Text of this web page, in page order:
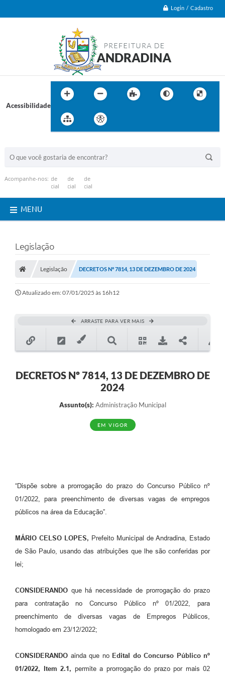
Login / Cadastro
Acessibilidade
Acompanhe-nos:
MENU
Legislação
Legislação DECRETOS Nº 7814, 13 DE DEZEMBRO DE 2024
Atualizado em: 07/01/2025 às 16h12
ARRASTE PARA VER MAIS
DECRETOS Nº 7814, 13 DE DEZEMBRO DE
2024
Assunto(s): Administração Municipal
EM VIGOR
“Dispõe sobre a prorrogação do prazo do Concurso Público nº
01/2022, para preenchimento de diversas vagas de empregos
públicos na área da Educação”.
MÁRIO CELSO LOPES, Prefeito Municipal de Andradina, Estado
de São Paulo, usando das atribuições que lhe são conferidas por
lei;
CONSIDERANDO que há necessidade de prorrogação do prazo
para contratação no Concurso Público nº 01/2022, para
preenchimento de diversas vagas de Empregos Públicos,
homologado em 23/12/2022;
CONSIDERANDO ainda que no Edital do Concurso Público nº
01/2022, Item 2.1, permite a prorrogação do prazo por mais 02